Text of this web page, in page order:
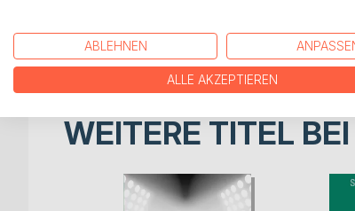
"Lauf so schnell du kannst" ist der erste
gleichzeitig fremd und vertraut wirkt -
die Suche nach Halt in einer Welt, die aus
WEITERE TITEL BEI
ABLEHNEN
ALLE AKZEPTIEREN